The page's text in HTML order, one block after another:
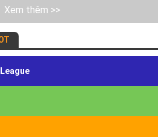
Xem thêm >>